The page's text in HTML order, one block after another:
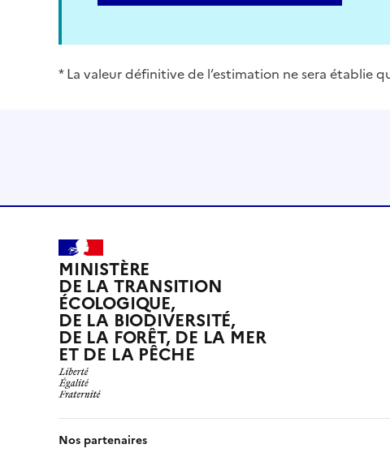
* La valeur définitive de l’estimation ne sera
MINISTÈRE
DE LA TRANSITION
ÉCOLOGIQUE,
DE LA BIODIVERSITÉ,
DE LA FORÊT, DE LA MER
ET DE LA PÊCHE
Nos partenaires